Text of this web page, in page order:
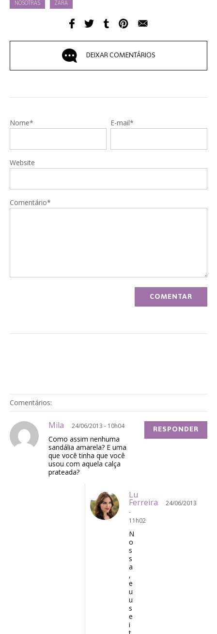
NOSOTRAS ZARA
DEIXAR COMENTÁRIOS
Nome* E-mail*
Website
Comentário*
Comentários:
Mila 24/06/2013 - 10h04
Como assim nenhuma
sandália amarela? E uma
que você tinha que você
usou com aquela calça
prateada?
RESPONDER
Lu
Ferreira
24/06/2013
-
11h02
N
o
s
s
a
,
e
u
u
s
e
i